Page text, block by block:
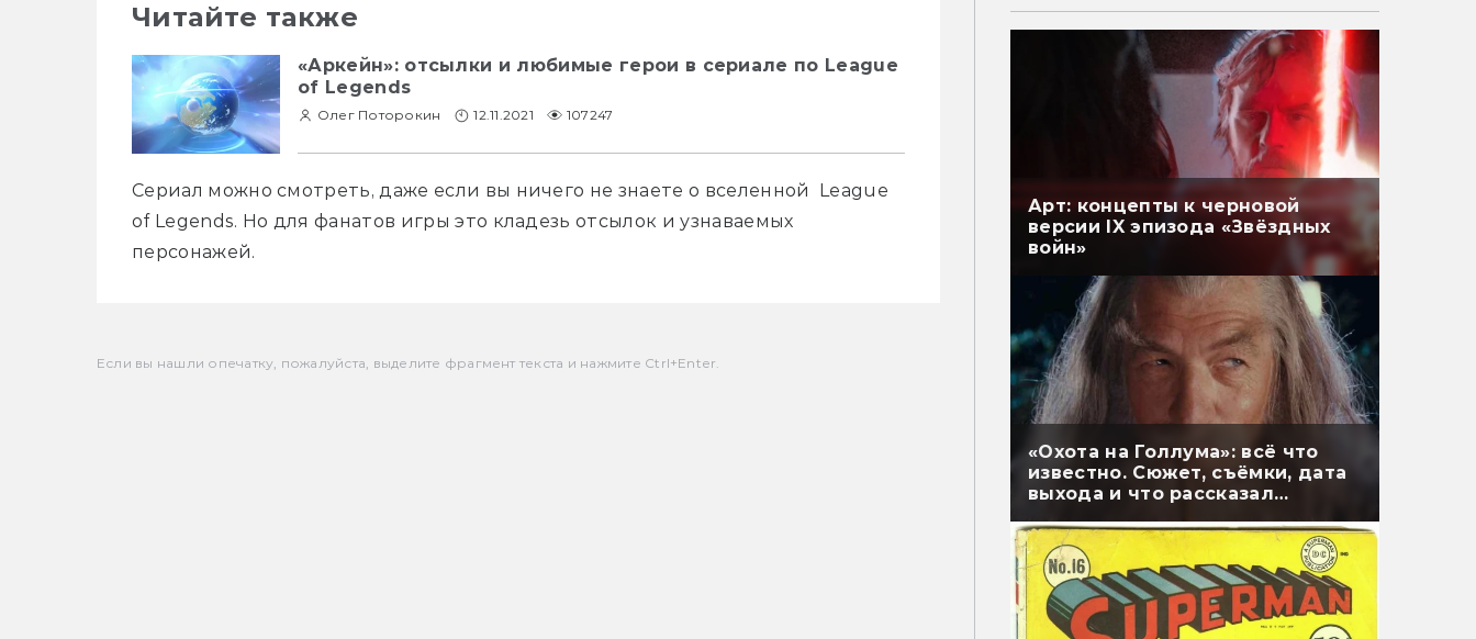
Читайте также
«Аркейн»: отсылки и любимые герои в сериале по League
of Legends
Олег Поторокин 12.11.2021 107247
Сериал можно смотреть, даже если вы ничего не знаете о вселенной  League
of Legends. Но для фанатов игры это кладезь отсылок и узнаваемых
персонажей.
Если вы нашли опечатку, пожалуйста, выделите фрагмент текста и нажмите Ctrl+Enter.
Арт: концепты к черновой
версии IX эпизода «Звёздных
войн»
«Охота на Голлума»: всё что
известно. Сюжет, съёмки, дата
выхода и что рассказал